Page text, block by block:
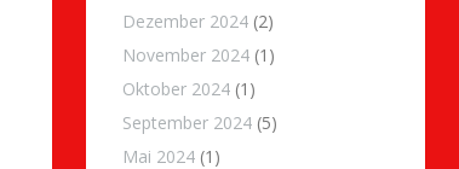
Dezember 2024(2)
November 2024(1)
Oktober 2024(1)
September 2024(5)
Mai 2024(1)